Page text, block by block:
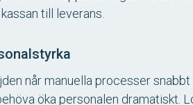
till leverans.
når manuella processer
öka personalen